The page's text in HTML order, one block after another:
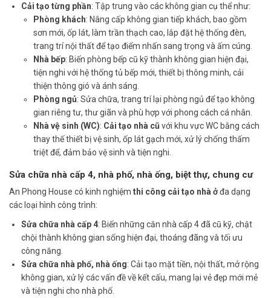
Cải tạo từng phần: Tập trung vào các không gian cụ thể như:
Phòng khách: Nâng cấp không gian tiếp khách, bao gồm
sơn mới, ốp lát, làm trần thạch cao, lắp đặt hệ thống đèn,
trang trí nội thất để tạo điểm nhấn sang trọng và ấm cúng.
Nhà bếp: Biến phòng bếp cũ kỹ thành không gian hiện đại,
tiện nghi với hệ thống tủ bếp mới, thiết bị thông minh, cải
thiện thông gió và ánh sáng.
Phòng ngủ: Sửa chữa, trang trí lại phòng ngủ để tạo không
gian riêng tư, thư giãn và phù hợp với phong cách cá nhân.
Nhà vệ sinh (WC): Cải tạo nhà cũ với khu vực WC bằng cách
thay thế thiết bị vệ sinh, ốp lát gạch mới, xử lý chống thấm
triệt để, đảm bảo vệ sinh và tiện nghi.
Sửa chữa nhà cấp 4, nhà phố, nhà ống, biệt thự, chung cư
An Phong House có kinh nghiệm thi công cải tạo nhà ởđa dạng
các loại hình công trình:
Sửa chữa nhà cấp 4: Biến những căn nhà cấp 4 đã cũ kỹ, chật
chội thành không gian sống hiện đại, thoáng đãng và tối ưu
công năng.
Sửa chữa nhà phố, nhà ống: Cải tạo mặt tiền, nội thất, mở rộng
không gian, xử lý các vấn đề về kết cấu, mang lại vẻ đẹp mới mẻ
và tiện nghi cho nhà phố.